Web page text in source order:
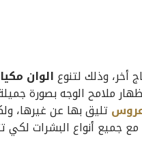
وذلك لتنوعالوان
ملامح الوجه بصورة
تليق بها عن غيرها،
مع جميع أنواع البشرات